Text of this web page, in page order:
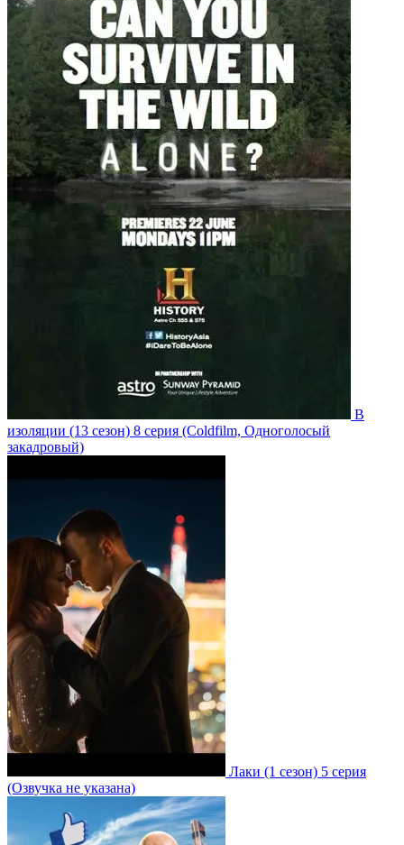
В
изоляции (13 сезон) 8 серия (Coldfilm, Одноголосый
закадровый)
Лаки (1 сезон) 5 серия
(Озвучка не указана)